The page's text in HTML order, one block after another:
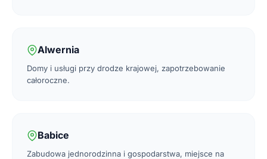
Alwernia
Domy i usługi przy drodze krajowej, zapotrzebowanie
całoroczne.
Babice
Zabudowa jednorodzinna i gospodarstwa, miejsce na